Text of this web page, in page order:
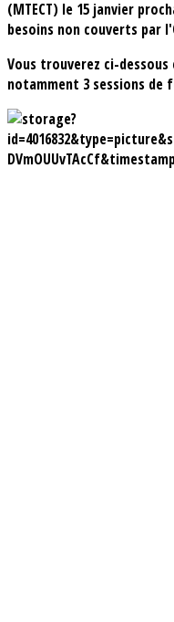
(MTECT) le 15 janvier
besoins non couverts par
Vous trouverez ci-
notamment 3 sessions